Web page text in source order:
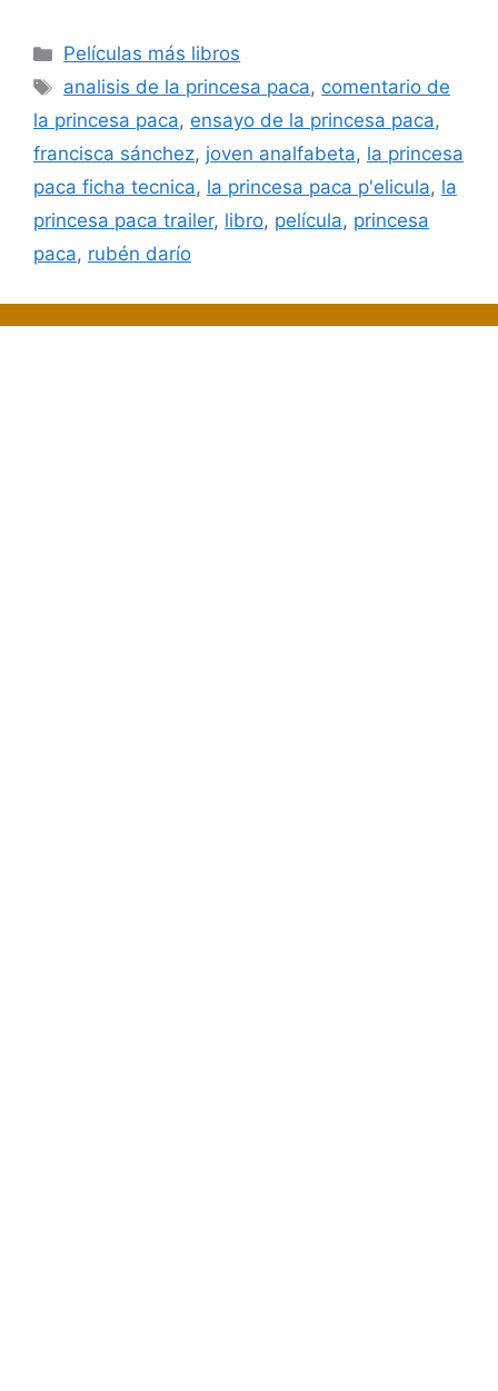
Categorías
Películas más libros
Etiquetas
analisis de la princesa paca, comentario de
la princesa paca, ensayo de la princesa paca,
francisca sánchez, joven analfabeta, la princesa
paca ficha tecnica, la princesa paca p'elicula, la
princesa paca trailer, libro, película, princesa
paca, rubén darío